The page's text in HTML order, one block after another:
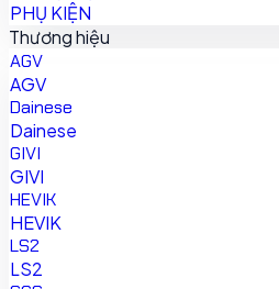
PHỤ KIỆN
Thương hiệu
AGV
AGV
Dainese
Dainese
GIVI
GIVI
HEVIK
HEVIK
LS2
LS2